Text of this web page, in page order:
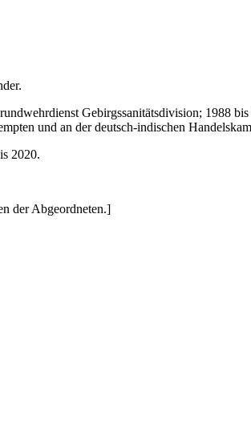
Gebirgssanitätsdivision; 1988
und an der deutsch-indischen
2020.
der Abgeordneten.]